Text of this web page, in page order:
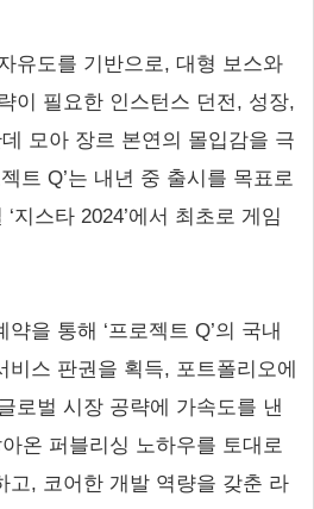
유도를 기반으로, 대형 보스와
이 필요한 인스턴스 던전, 성장,
모아 장르 본연의 몰입감을 극
트 Q’는 내년 중 출시를 목표로
지스타 2024’에서 최초로 게임
을 통해 ‘프로젝트 Q’의 국내
비스 판권을 획득, 포트폴리오에
로벌 시장 공략에 가속도를 낸
온 퍼블리싱 노하우를 토대로
고, 코어한 개발 역량을 갖춘 라